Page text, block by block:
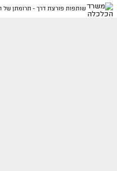
שותפות פורצת דרך - תרומתן של